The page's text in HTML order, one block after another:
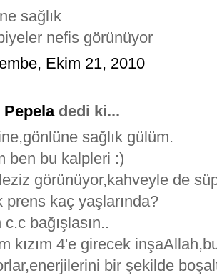
sağlık
nefis görünüyor
Ekim 21, 2010
Pepeladedi ki...
sağlık gülüm.
ben bu kalpleri :)
görünüyor,kahveyle de
prens kaç yaşlarında?
bağışlasın..
kızım 4'e girecek
bir şekilde